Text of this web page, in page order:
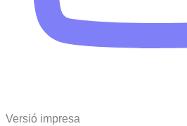
Versió impresa